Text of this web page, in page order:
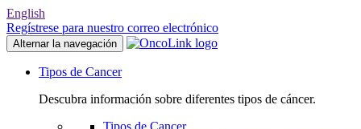
English
Regístrese para nuestro correo electrónico
Alternar la navegación
Tipos de Cancer
Descubra información sobre diferentes tipos de cáncer.
Tipos de Cancer